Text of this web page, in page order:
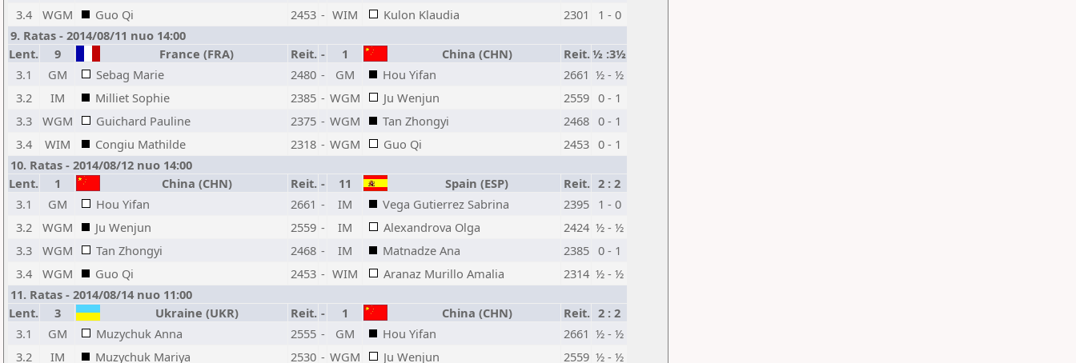
3.4
WGM Guo Qi 2453 - WIM Kulon Klaudia 2301
1 - 0
9. Ratas - 2014/08/11 nuo 14:00
Lent.
9 France (FRA) Reit. - 1 China (CHN) Reit.½ :3½
3.1
GM Sebag Marie 2480 - GM Hou Yifan 2661 ½ - ½
3.2
IM Milliet Sophie 2385 - WGM Ju Wenjun 2559 0 - 1
3.3
WGM Guichard Pauline 2375 - WGM Tan Zhongyi 2468 0 - 1
3.4
WIM Congiu Mathilde 2318 - WGM Guo Qi 2453 0 - 1
10. Ratas - 2014/08/12 nuo 14:00
Lent.
1 China (CHN) Reit. - 11 Spain (ESP) Reit. 2 : 2
3.1
GM Hou Yifan 2661 - IM Vega Gutierrez Sabrina 2395 1 - 0
3.2
WGM Ju Wenjun 2559 - IM Alexandrova Olga 2424 ½ - ½
3.3
WGM Tan Zhongyi 2468 - IM Matnadze Ana 2385 0 - 1
3.4
WGM Guo Qi 2453 - WIM Aranaz Murillo Amalia 2314 ½ - ½
11. Ratas - 2014/08/14 nuo 11:00
Lent.
3 Ukraine (UKR) Reit. - 1 China (CHN) Reit. 2 : 2
3.1
GM Muzychuk Anna 2555 - GM Hou Yifan 2661 ½ - ½
3.2
IM Muzychuk Mariya 2530 - WGM Ju Wenjun 2559 ½ - ½